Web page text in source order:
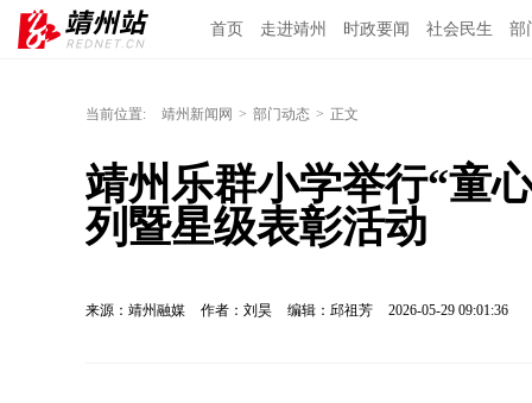
首页 走进靖州 时政要闻 社会民生 部
当前位置: 靖州新闻网 > 部门动态 > 正文
靖州乐群小学举行“童
列暨星级表彰活动
来源：靖州融媒 作者：刘昊 编辑：邱祖芳 2026-05-29 09:01:36